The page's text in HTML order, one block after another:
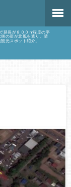
延長が８００m程度の平
の崖が北風を遮り、晴
光スポット紹介。